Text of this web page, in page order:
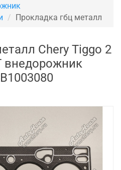
Прокладка гбц металл
Chery Tiggo 2
внедорожник